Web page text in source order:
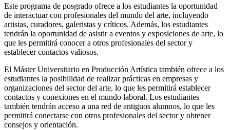
Este programa de posgrado ofrece a los estudiantes la oportunidad
de interactuar con profesionales del mundo del arte, incluyendo
artistas, curadores, galeristas y críticos. Además, los estudiantes
tendrán la oportunidad de asistir a eventos y exposiciones de arte, lo
que les permitirá conocer a otros profesionales del sector y
establecer contactos valiosos.
El Máster Universitario en Producción Artística también ofrece a los
estudiantes la posibilidad de realizar prácticas en empresas y
organizaciones del sector del arte, lo que les permitirá establecer
contactos y conexiones en el mundo laboral. Los estudiantes
también tendrán acceso a una red de antiguos alumnos, lo que les
permitirá conectarse con otros profesionales del sector y obtener
consejos y orientación.